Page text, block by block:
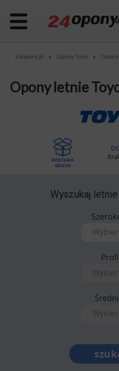
24opony.pl • Opony Toyo •
Opony letnie
Wyszukaj